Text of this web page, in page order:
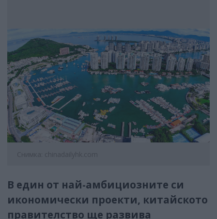
Снимка: chinadailyhk.com
В един от най-амбициозните си
икономически проекти, китайското
правителство ще развива